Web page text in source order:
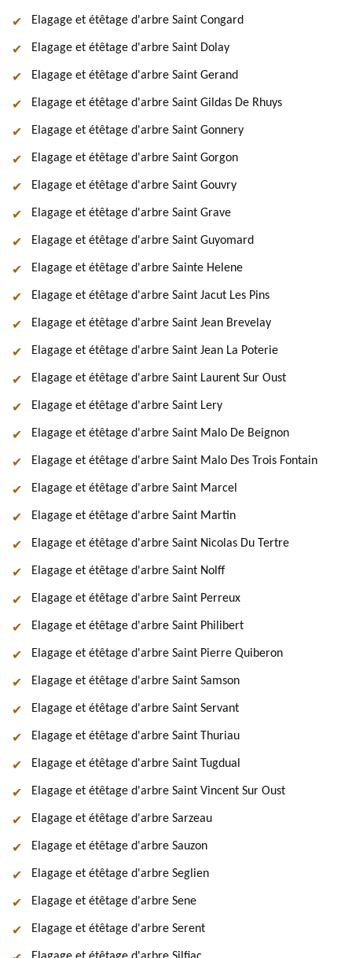
Elagage et étêtage d'arbre Saint Congard
Elagage et étêtage d'arbre Saint Dolay
Elagage et étêtage d'arbre Saint Gerand
Elagage et étêtage d'arbre Saint Gildas De Rhuys
Elagage et étêtage d'arbre Saint Gonnery
Elagage et étêtage d'arbre Saint Gorgon
Elagage et étêtage d'arbre Saint Gouvry
Elagage et étêtage d'arbre Saint Grave
Elagage et étêtage d'arbre Saint Guyomard
Elagage et étêtage d'arbre Sainte Helene
Elagage et étêtage d'arbre Saint Jacut Les Pins
Elagage et étêtage d'arbre Saint Jean Brevelay
Elagage et étêtage d'arbre Saint Jean La Poterie
Elagage et étêtage d'arbre Saint Laurent Sur Oust
Elagage et étêtage d'arbre Saint Lery
Elagage et étêtage d'arbre Saint Malo De Beignon
Elagage et étêtage d'arbre Saint Malo Des Trois Fontain
Elagage et étêtage d'arbre Saint Marcel
Elagage et étêtage d'arbre Saint Martin
Elagage et étêtage d'arbre Saint Nicolas Du Tertre
Elagage et étêtage d'arbre Saint Nolff
Elagage et étêtage d'arbre Saint Perreux
Elagage et étêtage d'arbre Saint Philibert
Elagage et étêtage d'arbre Saint Pierre Quiberon
Elagage et étêtage d'arbre Saint Samson
Elagage et étêtage d'arbre Saint Servant
Elagage et étêtage d'arbre Saint Thuriau
Elagage et étêtage d'arbre Saint Tugdual
Elagage et étêtage d'arbre Saint Vincent Sur Oust
Elagage et étêtage d'arbre Sarzeau
Elagage et étêtage d'arbre Sauzon
Elagage et étêtage d'arbre Seglien
Elagage et étêtage d'arbre Sene
Elagage et étêtage d'arbre Serent